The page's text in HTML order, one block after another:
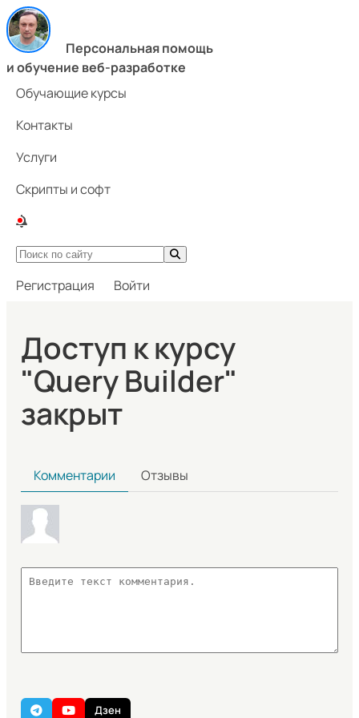
Персональная помощь
и обучение веб-разработке
Обучающие курсы
Контакты
Услуги
Скрипты и софт
Регистрация Войти
Доступ к курсу
"Query Builder"
закрыт
Комментарии Отзывы
Дзен